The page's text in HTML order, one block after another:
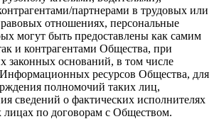
партнерами в трудовых или
отношениях, персональные
могут быть предоставлены как самим
и контрагентами Общества, при
законных оснований, в том числе
ресурсов Общества, для
полномочий таких лиц,
сведений о фактических исполнителях
лицах по договорам с Обществом.